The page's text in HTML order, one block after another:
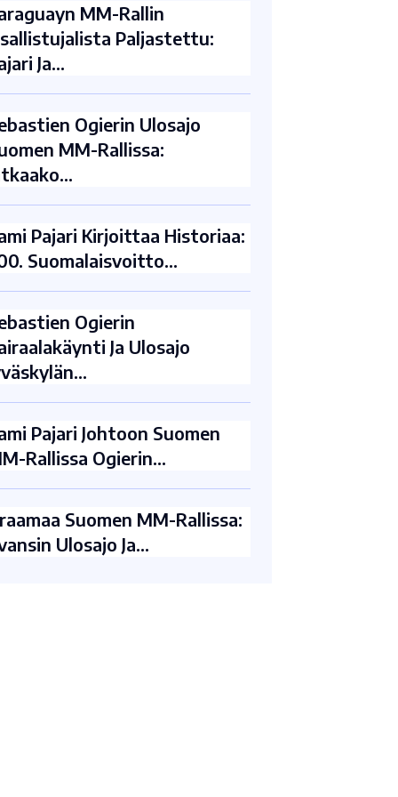
MM-Rallin
Paljastettu:
Ja…
Ogierin Ulosajo
MM-Rallissa:
Pajari Kirjoittaa Historiaa:
Suomalaisvoitto…
Ogierin
Ja Ulosajo
Pajari Johtoon Suomen
Rallissa Ogierin…
Suomen MM-Rallissa:
Ulosajo Ja…